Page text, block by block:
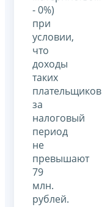
- 0%)
при
условии,
что
доходы
таких
плательщиков
за
налоговый
период
не
превышают
79
млн.
рублей.